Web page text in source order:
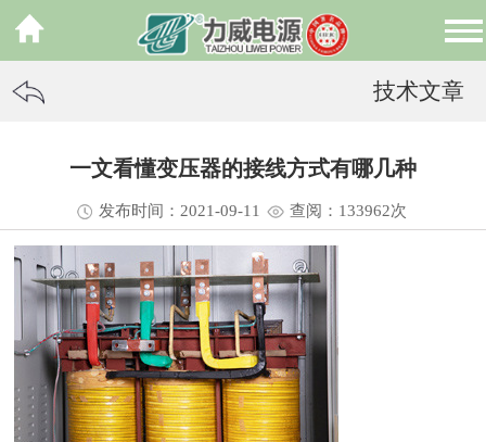
技术文章
一文看懂变压器的接线方式有哪几种
发布时间：2021-09-11 查阅：133962次